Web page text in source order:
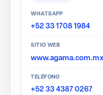
WHATSAPP
+52 33 1708 1984
SITIO WEB
www.agama.com.mx
TELÉFONO
+52 33 4387 0267